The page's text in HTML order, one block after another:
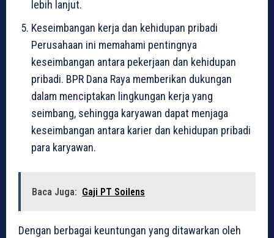
lebih lanjut.
Keseimbangan kerja dan kehidupan pribadi
Perusahaan ini memahami pentingnya
keseimbangan antara pekerjaan dan kehidupan
pribadi. BPR Dana Raya memberikan dukungan
dalam menciptakan lingkungan kerja yang
seimbang, sehingga karyawan dapat menjaga
keseimbangan antara karier dan kehidupan pribadi
para karyawan.
Baca Juga: Gaji PT Soilens
Dengan berbagai keuntungan yang ditawarkan oleh